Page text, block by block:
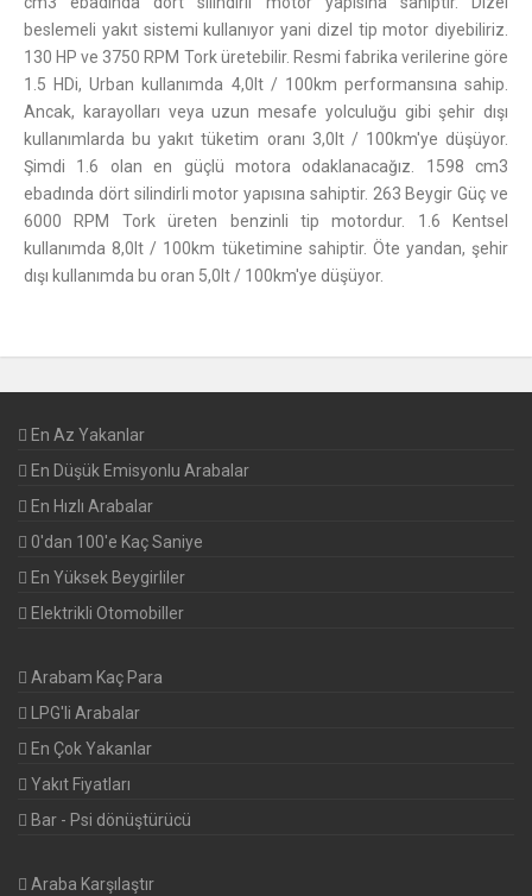
beslemeli yakıt sistemi kullanıyor yani dizel tip motor diyebiliriz.
130 HP ve 3750 RPM Tork üretebilir. Resmi fabrika verilerine göre
1.5 HDi, Urban kullanımda 4,0lt / 100km performansına sahip.
Ancak, karayolları veya uzun mesafe yolculuğu gibi şehir dışı
kullanımlarda bu yakıt tüketim oranı 3,0lt / 100km'ye düşüyor.
Şimdi 1.6 olan en güçlü motora odaklanacağız. 1598 cm3
ebadında dört silindirli motor yapısına sahiptir. 263 Beygir Güç ve
6000 RPM Tork üreten benzinli tip motordur. 1.6 Kentsel
kullanımda 8,0lt / 100km tüketimine sahiptir. Öte yandan, şehir
dışı kullanımda bu oran 5,0lt / 100km'ye düşüyor.
En Az Yakanlar
En Düşük Emisyonlu Arabalar
En Hızlı Arabalar
0'dan 100'e Kaç Saniye
En Yüksek Beygirliler
Elektrikli Otomobiller
Arabam Kaç Para
LPG'li Arabalar
En Çok Yakanlar
Yakıt Fiyatları
Bar - Psi dönüştürücü
Araba Karşılaştır